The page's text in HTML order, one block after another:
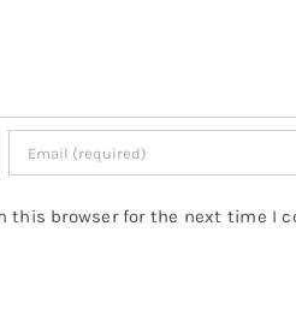
this browser for the next time I